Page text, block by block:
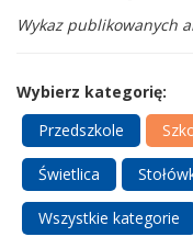
Wykaz publikowanych
Wybierz kategorię:
Przedszkole
Świetlica
Wszystkie kategorie